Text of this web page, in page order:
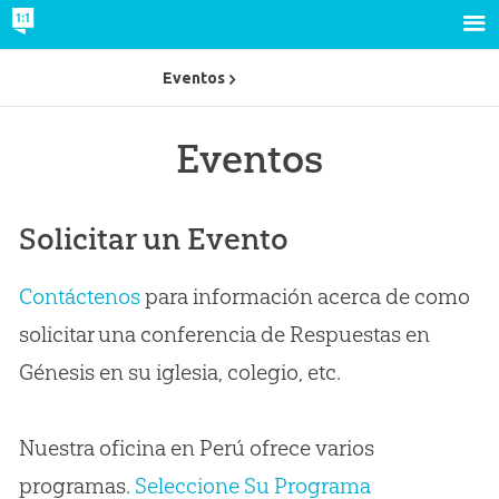
Eventos
Solicitar un Evento
Contáctenospara información acerca de como
solicitar una conferencia de Respuestas en
Génesis en su iglesia, colegio, etc.
Nuestra oficina en Perú ofrece varios
programas. Seleccione Su Programa
Eventos